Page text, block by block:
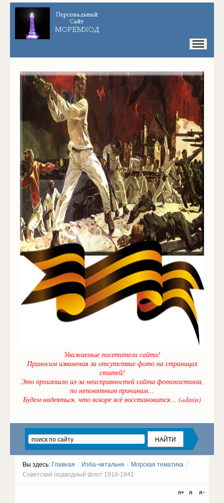
Уважаемые посетители сайта!
Приносим извинения за отсутствие фото на страницах
статей!
Это произошло из-за неисправностей сайта фотохостинга,
по непонятным причинам...
Будем надеяться, что вскоре всё восстановится... (admin)
Вы здесь: Главная / Изба-читальня / Морская тематика /
Советский подводный флот 1918-1941